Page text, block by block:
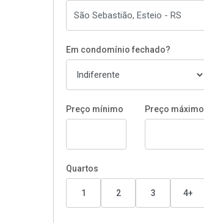
Em condomínio fechado?
Preço mínimo Preço máximo
Quartos
1 2 3 4+